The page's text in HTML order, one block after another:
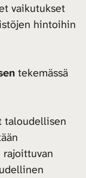
vaikutukset
hintoihin
tekemässä
taloudellisen